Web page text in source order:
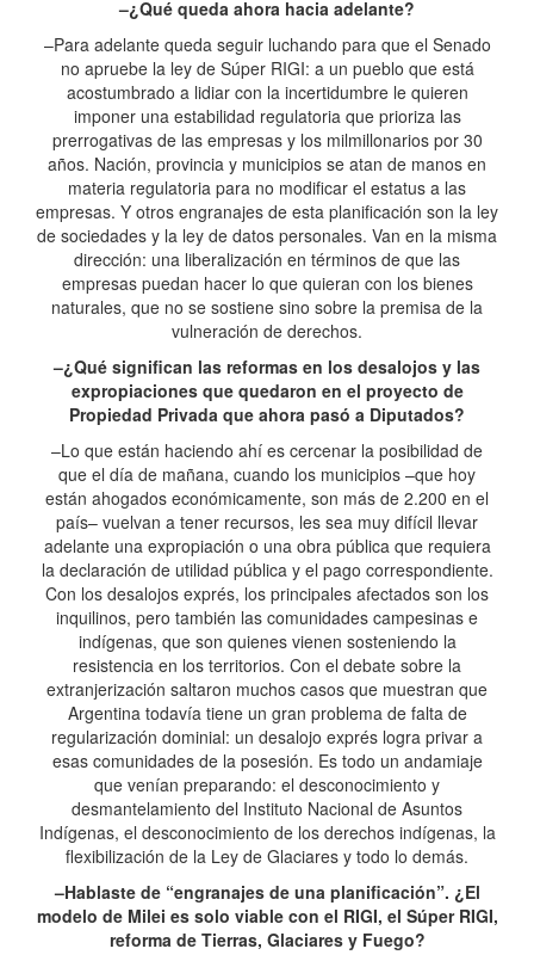
–¿Qué queda ahora hacia adelante?
–Para adelante queda seguir luchando para que el Senado
no apruebe la ley de Súper RIGI: a un pueblo que está
acostumbrado a lidiar con la incertidumbre le quieren
imponer una estabilidad regulatoria que prioriza las
prerrogativas de las empresas y los milmillonarios por 30
años. Nación, provincia y municipios se atan de manos en
materia regulatoria para no modificar el estatus a las
empresas. Y otros engranajes de esta planificación son la ley
de sociedades y la ley de datos personales. Van en la misma
dirección: una liberalización en términos de que las
empresas puedan hacer lo que quieran con los bienes
naturales, que no se sostiene sino sobre la premisa de la
vulneración de derechos.
–¿Qué significan las reformas en los desalojos y las
expropiaciones que quedaron en el proyecto de
Propiedad Privada que ahora pasó a Diputados?
–Lo que están haciendo ahí es cercenar la posibilidad de
que el día de mañana, cuando los municipios –que hoy
están ahogados económicamente, son más de 2.200 en el
país– vuelvan a tener recursos, les sea muy difícil llevar
adelante una expropiación o una obra pública que requiera
la declaración de utilidad pública y el pago correspondiente.
Con los desalojos exprés, los principales afectados son los
inquilinos, pero también las comunidades campesinas e
indígenas, que son quienes vienen sosteniendo la
resistencia en los territorios. Con el debate sobre la
extranjerización saltaron muchos casos que muestran que
Argentina todavía tiene un gran problema de falta de
regularización dominial: un desalojo exprés logra privar a
esas comunidades de la posesión. Es todo un andamiaje
que venían preparando: el desconocimiento y
desmantelamiento del Instituto Nacional de Asuntos
Indígenas, el desconocimiento de los derechos indígenas, la
flexibilización de la Ley de Glaciares y todo lo demás.
–Hablaste de “engranajes de una planificación”. ¿El
modelo de Milei es solo viable con el RIGI, el Súper RIGI,
reforma de Tierras, Glaciares y Fuego?